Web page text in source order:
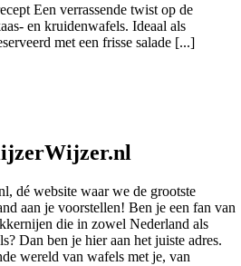
Een verrassende twist op de
en kruidenwafels. Ideaal als
met een frisse salade [...]
dé website waar we de grootste
aan je voorstellen! Ben je een fan van
die in zowel Nederland als
Dan ben je hier aan het juiste adres.
wereld van wafels met je, van